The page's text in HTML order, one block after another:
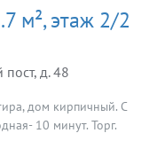
м², этаж 2/2
д. 48
дом кирпичный. С
10 минут. Торг.